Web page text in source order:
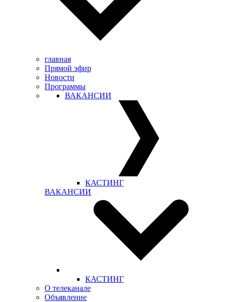
главная
Прямой эфир
Новости
Программы
ВАКАНСИИ
КАСТИНГ
ВАКАНСИИ
КАСТИНГ
О телеканале
Объявление